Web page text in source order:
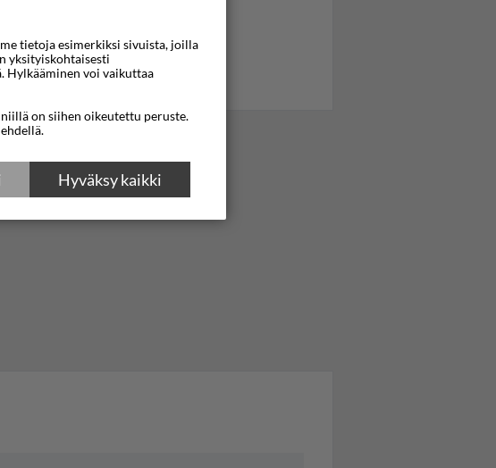
tietoja esimerkiksi sivuista, joilla
yksityiskohtaisesti
Hylkääminen voi vaikuttaa
on siihen oikeutettu peruste.
Hyväksy kaikki